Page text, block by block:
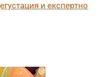
и експертно